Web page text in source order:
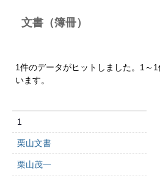
文書（簿冊）
1件のデータがヒットしました。1～
います。
1
栗山文書
栗山茂一